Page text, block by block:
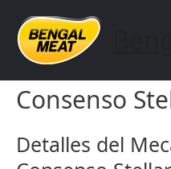
content
Detalles del
Consenso
Detalles del